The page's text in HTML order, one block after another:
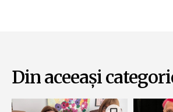
Din aceeași